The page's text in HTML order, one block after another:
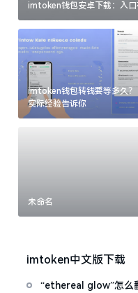
imtoken钱包安卓下载：入
imtoken钱包转钱要等多久？
实际经验告诉你
未命名
imtoken中文版下载
“ethereal glow”怎么